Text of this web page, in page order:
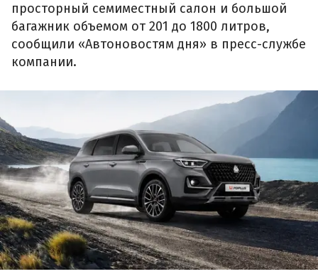
просторный семиместный салон и большой
багажник объемом от 201 до 1800 литров,
сообщили «Автоновостям дня» в пресс-службе
компании.